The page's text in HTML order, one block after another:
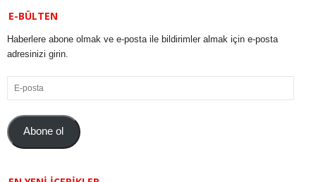
E-BÜLTEN
Haberlere abone olmak ve e-posta ile bildirimler almak için e-posta
adresinizi girin.
E-
posta
Abone ol